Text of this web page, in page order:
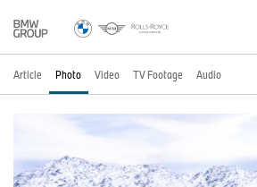
Article Photo Video TV Footage Audio